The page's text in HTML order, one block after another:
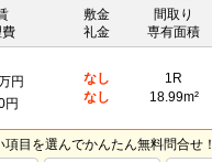
敷金
礼金
間取り
専有面積
円
円
なし
なし
1R
18.99m²
目を選んでかんたん無料問合せ！